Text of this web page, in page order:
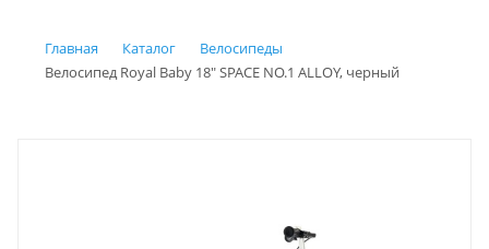
Главная Каталог
Велосипеды
Велосипед Royal Baby 18" SPACE NO.1 ALLOY, черный